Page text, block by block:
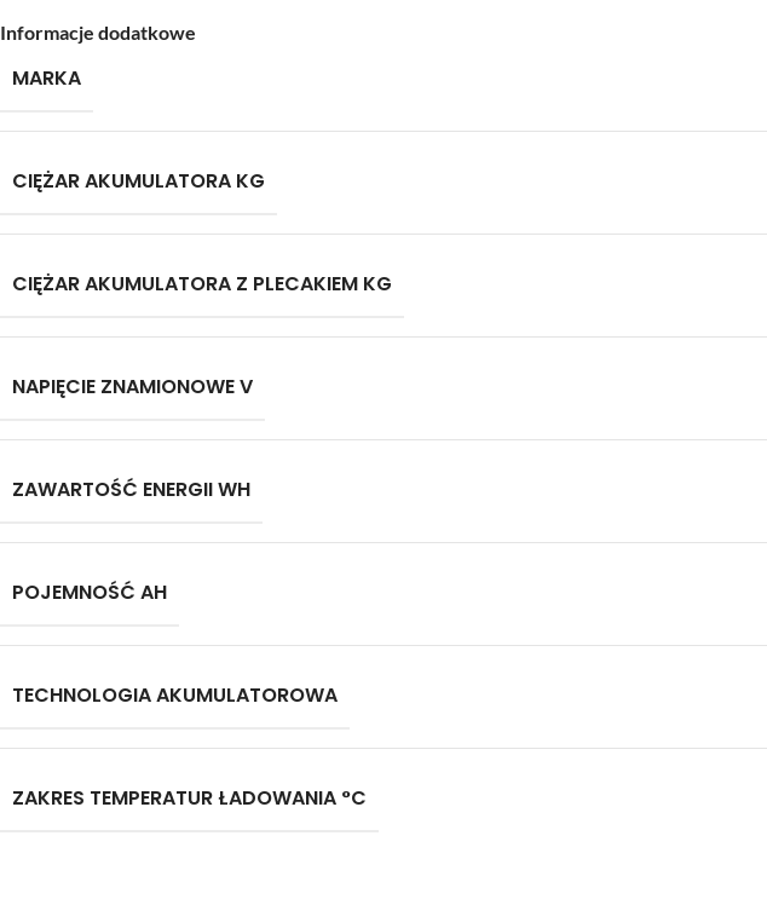
Informacje dodatkowe
MARKA
CIĘŻAR AKUMULATORA KG
CIĘŻAR AKUMULATORA Z PLECAKIEM KG
NAPIĘCIE ZNAMIONOWE V
ZAWARTOŚĆ ENERGII WH
POJEMNOŚĆ AH
TECHNOLOGIA AKUMULATOROWA
ZAKRES TEMPERATUR ŁADOWANIA °C